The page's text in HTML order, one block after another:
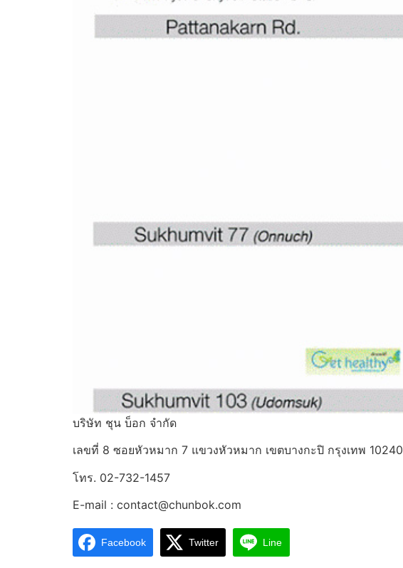
บริษัท ชุน บ็อก จำกัด
เลขที่ 8 ซอยหัวหมาก 7 แขวงหัวหมาก เขตบางกะปิ กรุงเทพ 10240
โทร. 02-732-1457
E-mail : contact@chunbok.com
Facebook Twitter Line